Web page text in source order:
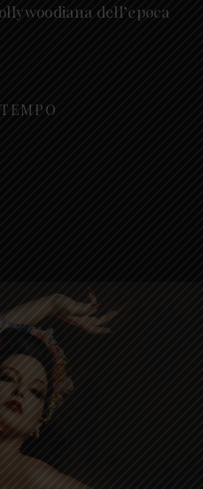
dell’epoca